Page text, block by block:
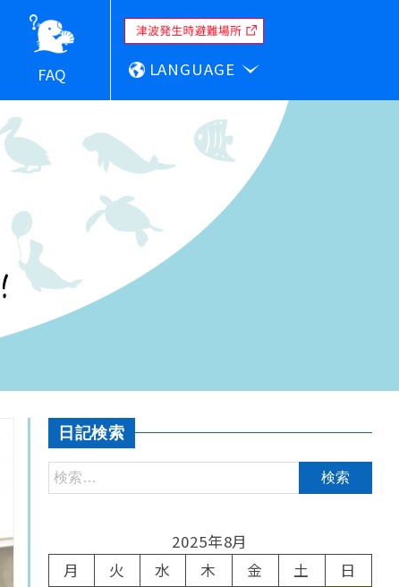
FAQ LANGUAGE
日記検索
2025年8月
月
火 水 木 金 土
日